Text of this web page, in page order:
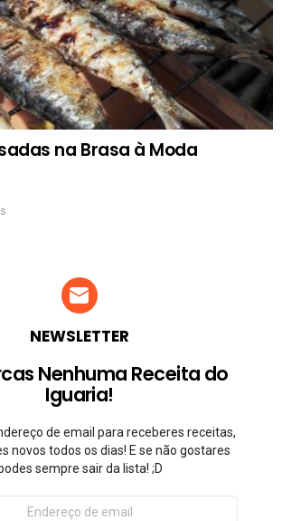
na Brasa à Moda
NEWSLETTER
Nenhuma Receita do
Iguaria!
de email para receberes receitas,
novos todos os dias! E se não gostares
sempre sair da lista! ;D